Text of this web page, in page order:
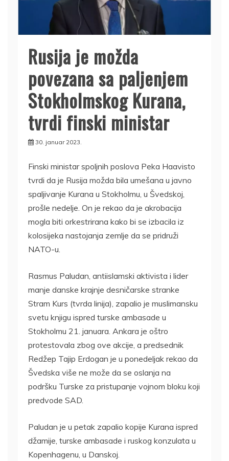
Rusija je možda
povezana sa paljenjem
Stokholmskog Kurana,
tvrdi finski ministar
30. januar 2023.
Finski ministar spoljnih poslova Peka Haavisto
tvrdi da je Rusija možda bila umešana u javno
spaljivanje Kurana u Stokholmu, u Švedskoj,
prošle nedelje. On je rekao da je akrobacija
mogla biti orkestrirana kako bi se izbacila iz
kolosijeka nastojanja zemlje da se pridruži
NATO-u.
Rasmus Paludan, antiislamski aktivista i lider
manje danske krajnje desničarske stranke
Stram Kurs (tvrda linija), zapalio je muslimansku
svetu knjigu ispred turske ambasade u
Stokholmu 21. januara. Ankara je oštro
protestovala zbog ove akcije, a predsednik
Redžep Tajip Erdogan je u ponedeljak rekao da
Švedska više ne može da se oslanja na
podršku Turske za pristupanje vojnom bloku koji
predvode SAD.
Paludan je u petak zapalio kopije Kurana ispred
džamije, turske ambasade i ruskog konzulata u
Kopenhagenu, u Danskoj.